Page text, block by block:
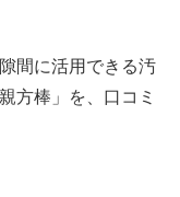
間に活用できる汚
方棒」を、口コミ